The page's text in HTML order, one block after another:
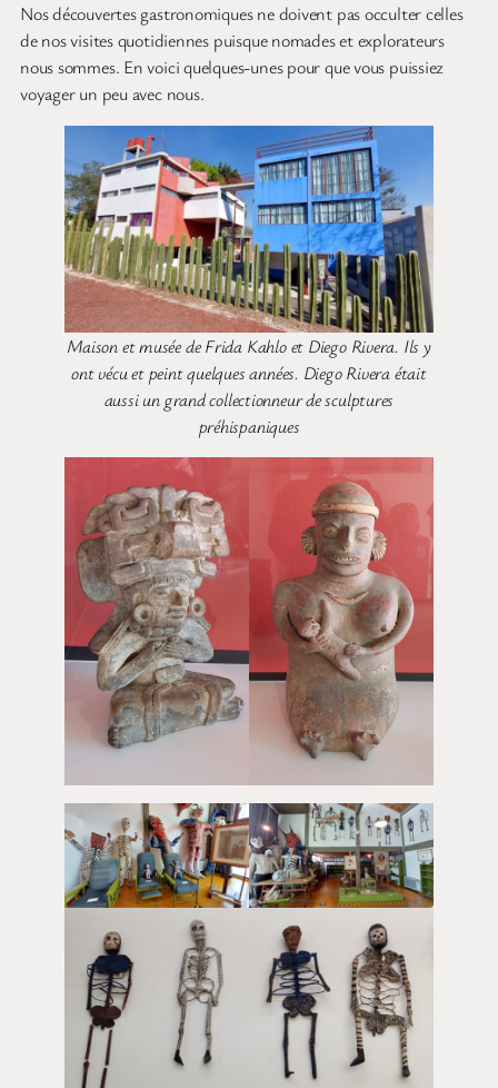
Nos découvertes gastronomiques ne doivent pas occulter celles
de nos visites quotidiennes puisque nomades et explorateurs
nous sommes. En voici quelques-unes pour que vous puissiez
voyager un peu avec nous.
Maison et musée de Frida Kahlo et Diego Rivera. Ils y
ont vécu et peint quelques années. Diego Rivera était
aussi un grand collectionneur de sculptures
préhispaniques